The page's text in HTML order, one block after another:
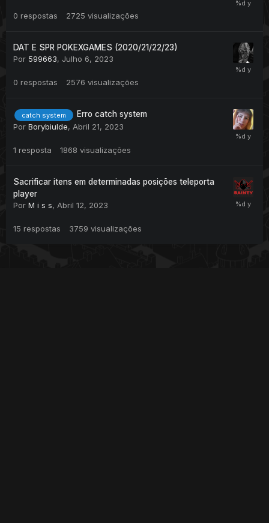
0 respostas 2725 visualizações
DAT E SPR POKEXGAMES (2020/21/22/23)
Por 599663, Julho 6, 2023
0 respostas 2576 visualizações
catch system
Erro catch system
Por Borybiulde, Abril 21, 2023
1 resposta 1868 visualizações
Sacrificar itens em determinadas posições teleporta
player
Por M i s s, Abril 12, 2023
15 respostas 3759 visualizações